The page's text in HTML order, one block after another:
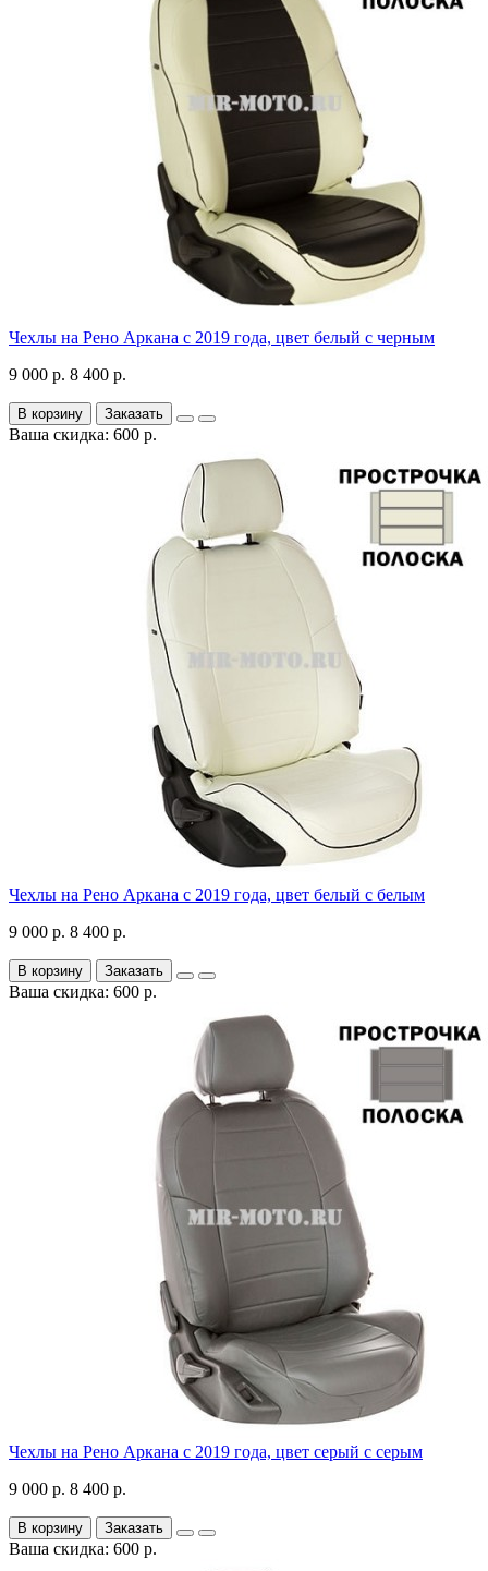
Чехлы на Рено Аркана с 2019 года, цвет белый с черным
9 000 р. 8 400 р.
В корзину Заказать
Ваша скидка: 600 р.
Чехлы на Рено Аркана с 2019 года, цвет белый с белым
9 000 р. 8 400 р.
В корзину Заказать
Ваша скидка: 600 р.
Чехлы на Рено Аркана с 2019 года, цвет серый с серым
9 000 р. 8 400 р.
В корзину Заказать
Ваша скидка: 600 р.